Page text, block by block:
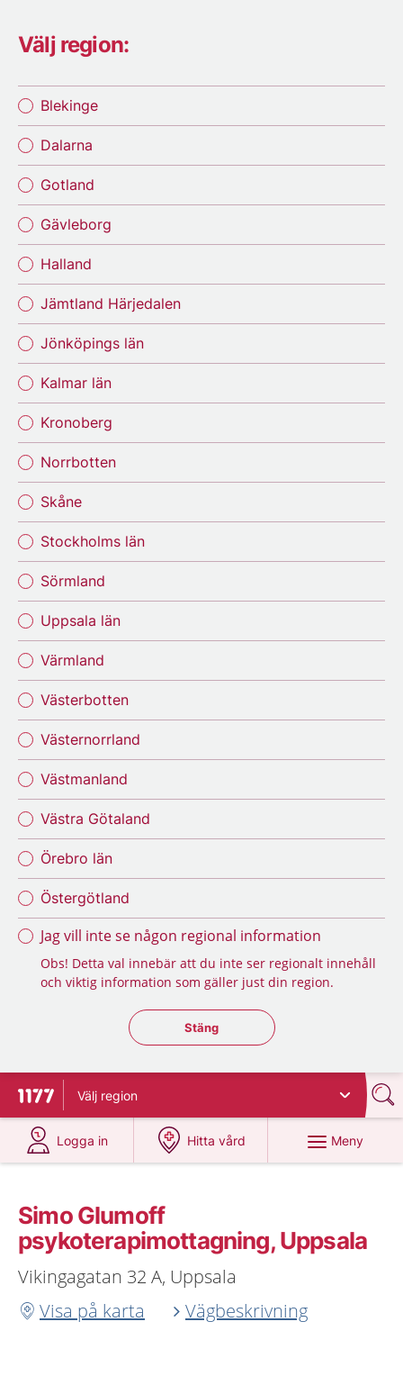
Välj region:
Blekinge
Dalarna
Gotland
Gävleborg
Halland
Jämtland Härjedalen
Jönköpings län
Kalmar län
Kronoberg
Norrbotten
Skåne
Stockholms län
Sörmland
Uppsala län
Värmland
Västerbotten
Västernorrland
Västmanland
Västra Götaland
Örebro län
Östergötland
Jag vill inte se någon regional information
Obs! Detta val innebär att du inte ser regionalt innehåll
och viktig information som gäller just din region.
Stäng regionsväljaren
Stäng
Till startsidan för 1177
Välj region
Logga in
på 1177.se
Hitta vård
på 1177.se
Meny
Simo Glumoff
psykoterapimottagning, Uppsala
Vikingagatan 32 A, Uppsala
Visa på karta
Vägbeskrivning